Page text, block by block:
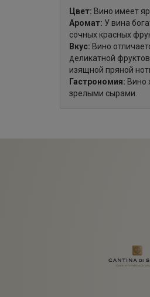
Цвет: Вино имеет
Аромат: У вина
сочных красных
Вкус: Вино
деликатной
изящной пряной
Гастрономия: Вино
зрелыми сырами.